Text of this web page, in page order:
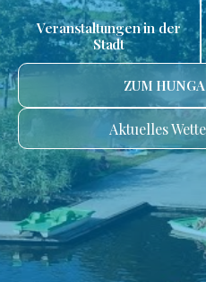
Veranstaltungen in der
Stadt
ZUM
Aktuelles